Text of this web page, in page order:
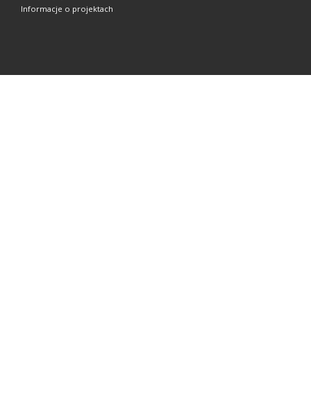
Informacje o projektach